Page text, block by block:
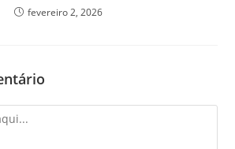
fevereiro 2, 2026